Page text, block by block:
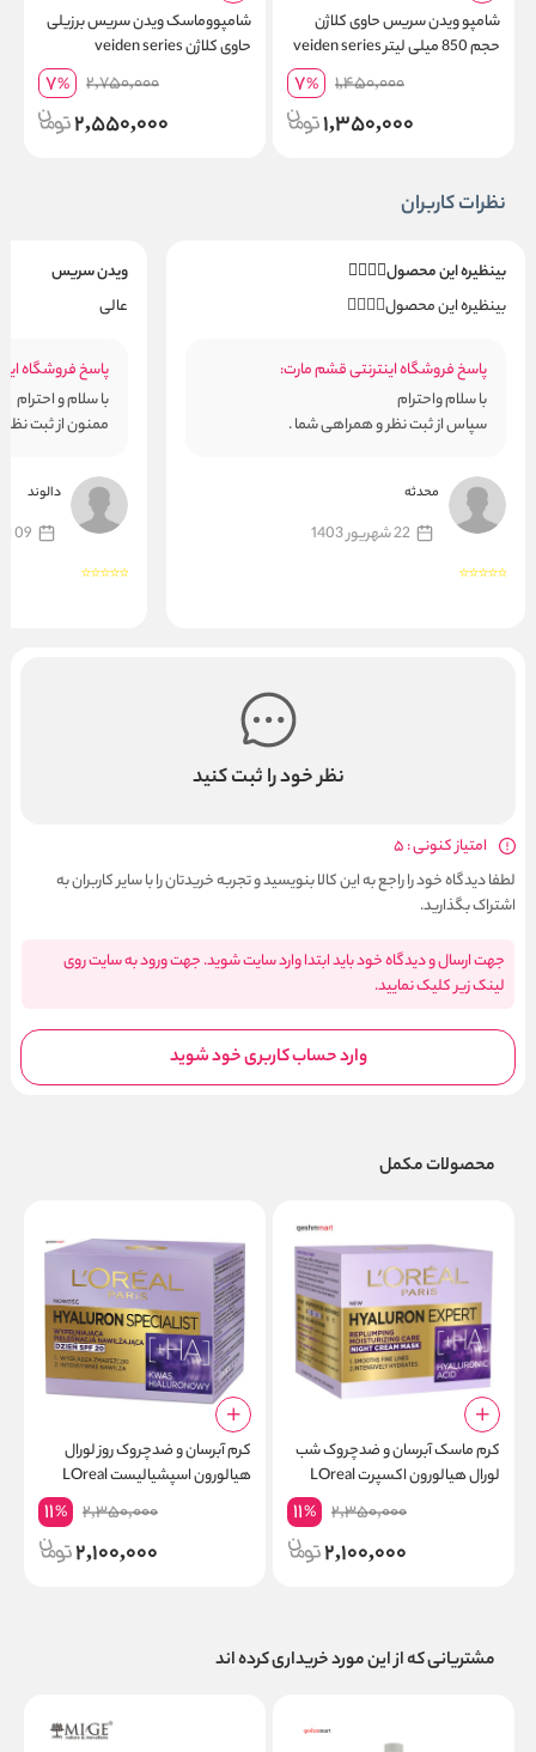
شامپو ویدن سریس حاوی کلاژن
حجم 850 میلی لیتر veiden series
1,450,000
7%
1,350,000
شامپووماسک ویدن سریس برزیلی
حاوی کلاژن veiden series
2,750,000
7%
2,550,000
نظرات کاربران
بینظیره این محصول👌🏻👌🏻
بینظیره این محصول👌🏻👌🏻
پاسخ فروشگاه اینترنتی قشم مارت:
با سلام واحترام
سپاس از ثبت نظر و همراهی شما .
محدثه
22 شهریور 1403
ویدن سریس
عالی
پاسخ فروشگاه
با سلام و احترام
ممنون از ثبت
دالوند
09 اسفند 1402
نظر خود را ثبت کنید
امتیاز کنونی : 5
لطفا دیدگاه خود را راجع به این کالا بنویسید و تجربه خریدتان را با سایر کاربران به
اشتراک بگذارید.
جهت ارسال و دیدگاه خود باید ابتدا وارد سایت شوید. جهت ورود به سایت روی
لینک زیر کلیک نمایید.
وارد حساب کاربری خود شوید
محصولات مکمل
کرم ماسک آبرسان و ضدچروک شب
لورال هیالورون اکسپرت LOreal
2,350,000
11%
2,100,000
کرم آبرسان و ضدچروک روز لورال
هیالورون اسپشیالیست LOreal
2,350,000
11%
2,100,000
مشتریانی که از این مورد خریداری کرده اند